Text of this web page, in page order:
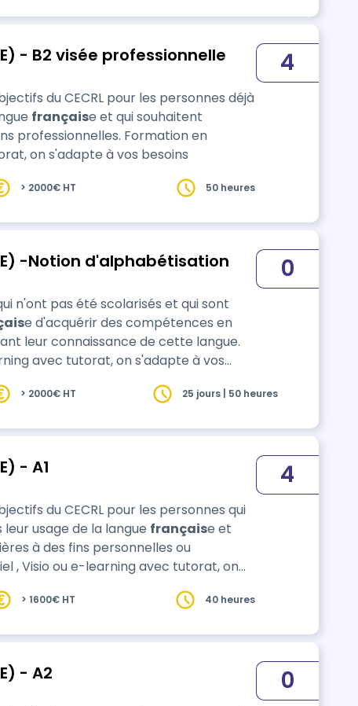
- B2 visée professionnelle
du CECRL pour les personnes déjà
française et qui souhaitent
Formation en
on s'adapte à vos besoins
4
> 2000€ HT 50 heures
-Notion d'alphabétisation
n'ont pas été scolarisés et qui sont
e d'acquérir des compétences en
leur connaissance de cette langue.
avec tutorat, on s'adapte à vos
0
> 2000€ HT 25 jours | 50 heures
- A1
du CECRL pour les personnes qui
usage de la langue française et
à des fins personnelles ou
4
> 1600€ HT 40 heures
- A2 0